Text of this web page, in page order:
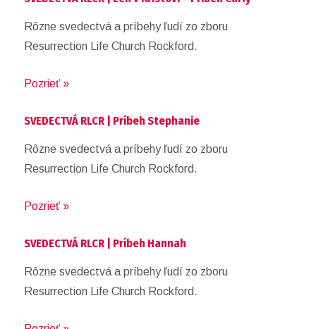
Rôzne svedectvá a príbehy ľudí zo zboru
Resurrection Life Church Rockford.
Pozrieť »
SVEDECTVÁ RLCR | Príbeh Stephanie
Rôzne svedectvá a príbehy ľudí zo zboru
Resurrection Life Church Rockford.
Pozrieť »
SVEDECTVÁ RLCR | Príbeh Hannah
Rôzne svedectvá a príbehy ľudí zo zboru
Resurrection Life Church Rockford.